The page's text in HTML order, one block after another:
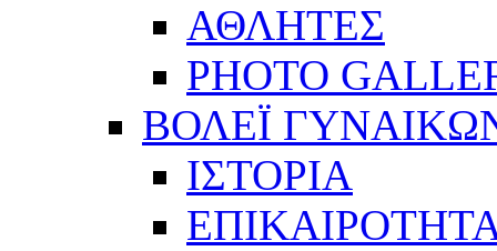
ΑΘΛΗΤΕΣ
PHOTO
ΒΟΛΕΪ
ΙΣΤΟΡΙΑ